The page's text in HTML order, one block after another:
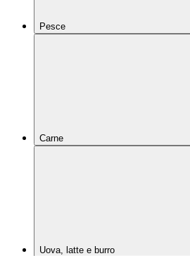
Pesce
Carne
Uova, latte e burro